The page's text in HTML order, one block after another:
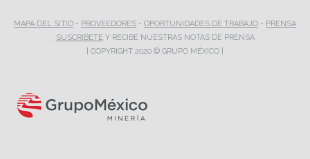
MAPA DEL SITIO - PROVEEDORES - OPORTUNIDADES DE TRABAJO - PRENSA
SUSCRIBETE Y RECIBE NUESTRAS NOTAS DE PRENSA
| COPYRIGHT 2020 © GRUPO MÉXICO |